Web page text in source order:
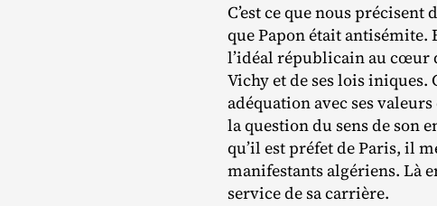
C’est ce que nous
que Papon était antisémite.
l’idéal républicain au cœur
Vichy et de ses lois
adéquation avec ses
la question du sens de son
qu’il est préfet de Paris, il
manifestants algériens. Là
service de sa carrière.